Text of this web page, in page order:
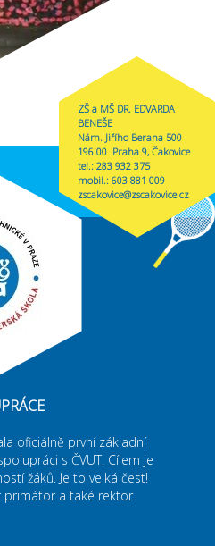
ZŠ a MŠ DR. EDVARDA
BENEŠE
Nám. Jiřího Berana 500
196 00 Praha 9, Čakovice
tel.: 283 932 375
mobil.: 603 881 009
zscakovice@zscakovice.cz
v naší Future
se navzájem.
oficiálně první základní
s ČVUT. Cílem je
žáků. Je to velká čest!
primátor a také rektor